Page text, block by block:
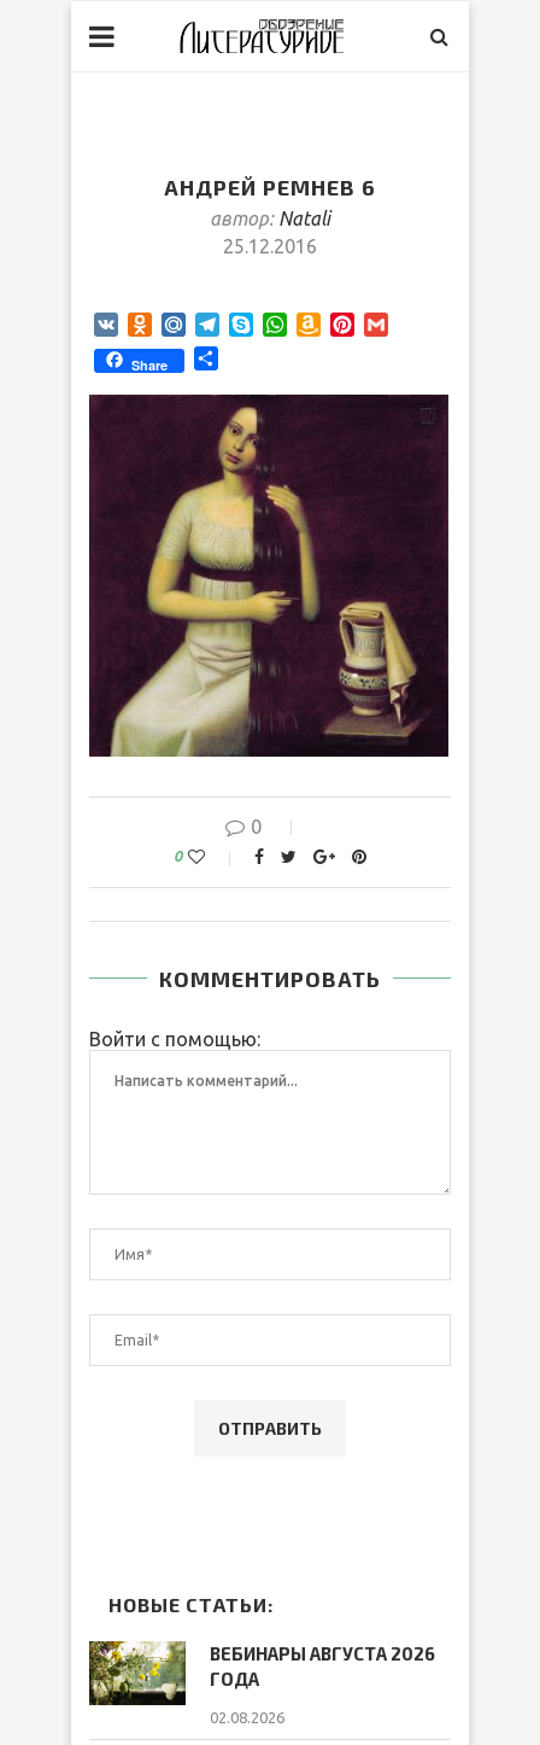
АНДРЕЙ РЕМНЕВ 6
автор: Natali
25.12.2016
VK Odnoklassniki
Mail.RuTelegram
SkypeWhatsApp
AmazonPinterest
Share
0
0
КОММЕНТИРОВАТЬ
Войти с помощью:
НОВЫЕ СТАТЬИ:
ВЕБИНАРЫ АВГУСТА 2026
ГОДА
02.08.2026